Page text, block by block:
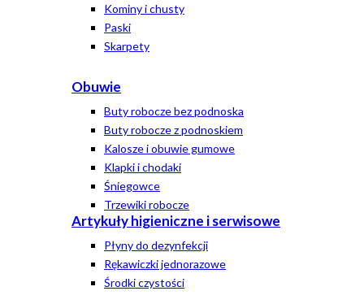
Kominy i chusty
Paski
Skarpety
Obuwie
Buty robocze bez podnoska
Buty robocze z podnoskiem
Kalosze i obuwie gumowe
Klapki i chodaki
Śniegowce
Trzewiki robocze
Artykuły higieniczne i serwisowe
Płyny do dezynfekcji
Rękawiczki jednorazowe
Środki czystości